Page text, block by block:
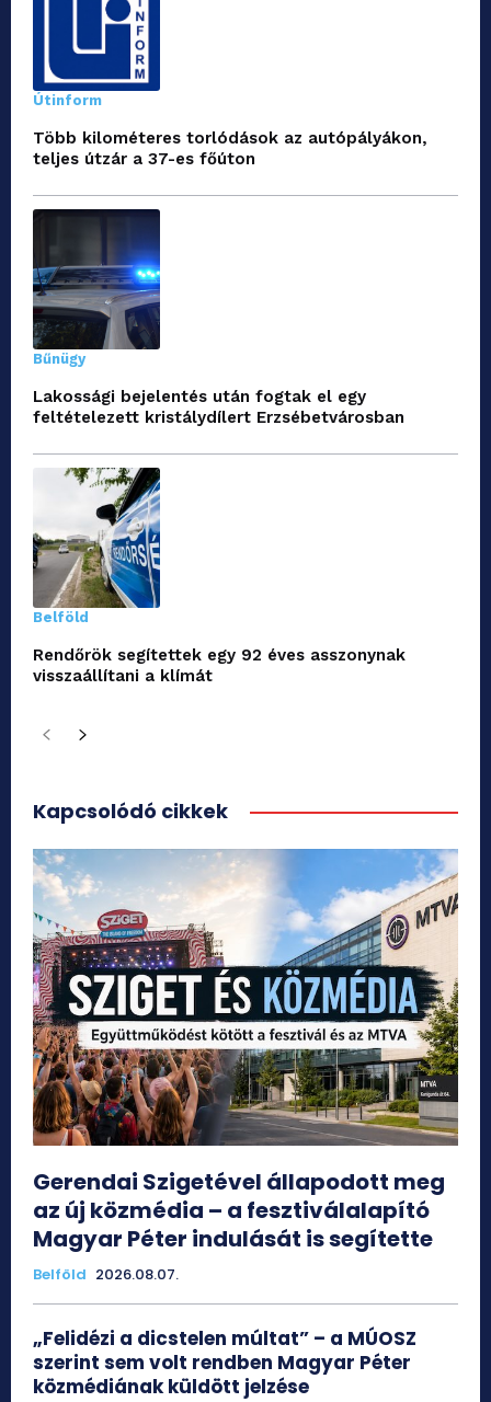
Útinform
Több kilométeres torlódások az autópályákon,
teljes útzár a 37-es főúton
Bűnügy
Lakossági bejelentés után fogtak el egy
feltételezett kristálydílert Erzsébetvárosban
Belföld
Rendőrök segítettek egy 92 éves asszonynak
visszaállítani a klímát
Kapcsolódó cikkek
Gerendai Szigetével állapodott meg
az új közmédia – a fesztiválalapító
Magyar Péter indulását is segítette
Belföld 2026.08.07.
„Felidézi a dicstelen múltat” – a MÚOSZ
szerint sem volt rendben Magyar Péter
közmédiának küldött jelzése